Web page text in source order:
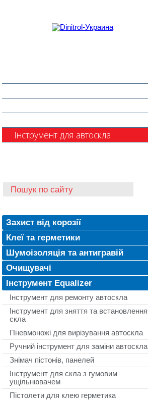
Інструмент для автоскла
Захист від корозії
Клеї та герметики
Шумоізоляція та антигравій
Очищувачі
Інструмент Equalizer
Інструмент для ремонту автоскла
Інструмент для зняття та встановлення
скла
Пневмоножі для вирізування автоскла
Ручний інструмент для заміни автоскла
Знімач пістонів, панелей
Інструмент для скла з гумовим
ущільнювачем
Пістолети для клею герметика